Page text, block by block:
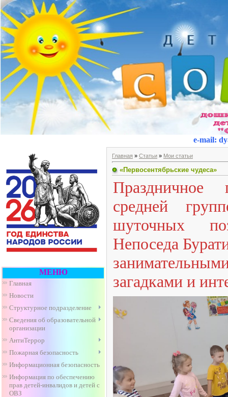
e-mail:
МЕНЮ
Главная
Новости
Структурное подразделение
Сведения об образовательной
организации
АнтиТеррор
Пожарная безопасность
Информационная безопасность
Информация по обеспечению
прав детей-инвалидов и детей с
ОВЗ
Главная » Статьи » Мои статьи
«Первосентябрьские чудеса»
Праздничное
средней
шуточных
Непоседа
загадками и